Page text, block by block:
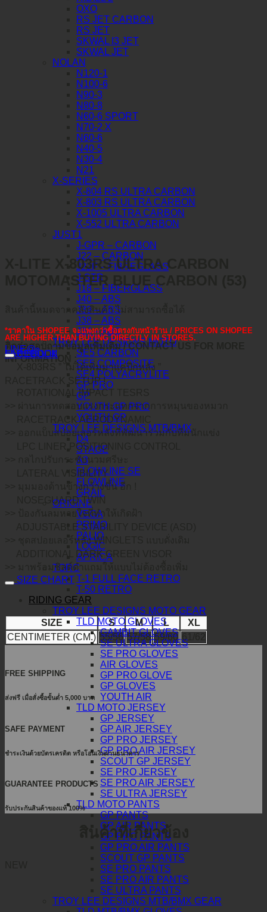
OXO
RS JET CARBON
RS JET
SKWAL I3 JET
SKWAL JET
NOLAN
N120-1
N100-6
N90-3
N80-8
N60-6 SPORT
N70-2 X
N60-6
N40-5
N30-4
N21
X-SERIES
X-804 RS ULTRA CARBON
X-803 RS ULTRA CARBON
X-1005 ULTRA CARBON
X-552 ULTRA CARBON
JUST1
J-GPR – CARBON
J22 – CARBON
J22F – FIBREGLASS
J-STR
J18 – FIBERGLASS
J40 – ABS
J39 – ABS
J38 – ABS
J34 – ABS
TROY LEE DESIGNS MOTO
SE5 CARBON
SE5 COMPOSITE
SE4 POLYACRYLITE
GP PRO
GP
YOUTH GP PRO
YOUTH GP
TROY LEE DESIGNS MTB/BMX
D4
STAGE
A3
FLOWLINE SE
FLOWLINE
GRAIL
ORIGINE
VEGA
PRIMO
PALIO
LOGIC
APRICA
TORC
T-1 FULL FACE RETRO
T-50 RETRO
RIDING GEAR
TROY LEE DESIGNS MOTO GEAR
TLD MOTO GLOVES
GAMBIT GLOVES
SE ULTRA GLOVES
SE PRO GLOVES
AIR GLOVES
GP PRO GLOVE
GP GLOVES
YOUTH AIR
TLD MOTO JERSEY
GP JERSEY
GP AIR JERSEY
GP PRO JERSEY
GP PRO AIR JERSEY
SCOUT GP JERSEY
SE PRO JERSEY
SE PRO AIR JERSEY
SE ULTRA JERSEY
TLD MOTO PANTS
GP PANTS
GP AIR PANTS
GP PRO PANTS
GP PRO AIR PANTS
SCOUT GP PANTS
SE PRO PANTS
SE PRO AIR PANTS
SE ULTRA PANTS
TROY LEE DESIGNS MTB/BMX GEAR
X-LITE X-803RS ULTRA CARBON
MOTOMASTER BLUE CARBON (53)
สินค้านี้หมดจากคลังสินค้า ไม่สามารถซื้อได้
*ราคาใน SHOPEE จะแพงกว่าซื้อตรงกับหน้าร้าน / PRICES ON SHOPEE
ARE HIGHER THAN BUYING DIRECTLY IN STORES.
ติดต่อสอบถามข้อมูลเพิ่มเติม / CONTACT US FOR MORE
INFORMATION :
LINE@
FACEBOOK
คำอธิบาย
X-803RS ” ไม่ได้เพิ่มมาแค่ปีกหลัง ”
RACETRACK SETUP !
ROTATIONAL IMPACT TESRS
>> ผ่านการทดสอบแรงกระแทกจากการหมุนของหมวก
RACETRACK AERODYNAMIC
>> ออกแบบสปอยเลอร์หลังที่พัฒนาร่วมกับทีมนักแข่ง
LPC LINER POSITIONING CONTROL
>> กลไกปรับกระชับนวมศรีษะ
LATERAL VISIBILITY
>> มุมมองด้านข้างกว้างขึ้น อีก !
NOSEGUARD TWIN
>> ป้องกันลมหายใจที่ทำให้เกิดฝ้า
ADJUSTABLE STABILITY DEVICE (ASD)
>> ชุดสปอยเลอร์หลัง WINGLETS แบบดั่งเดิม
ADDITIONAL DARK GREEN VISOR
>> มาพร้อมชิลด์ดำแถมให้แบบไม่ต้องซื้อเพิ่ม
SIZE CHART
SIZE S M L
XL
CENTIMETER (CM.) 55/56 57/58 59/60 61/62
FREE SHIPPING
ส่งฟรี เมื่อสั่งซื้อขั้นต่ำ 5,000 บาท
SAFE PAYMENT
ชำระเงินด้วยบัตรเครดิต หรือโอนเงินผ่านธนาคาร
GUARANTEE PRODUCTS
รับประกันสินค้าของแท้ 100%
สินค้าที่เกี่ยวข้อง